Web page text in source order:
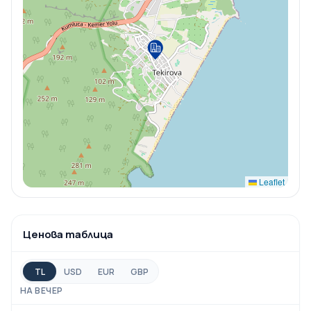
Leaflet
Ценова таблица
TL USD EUR
GBP
НА ВЕЧЕР